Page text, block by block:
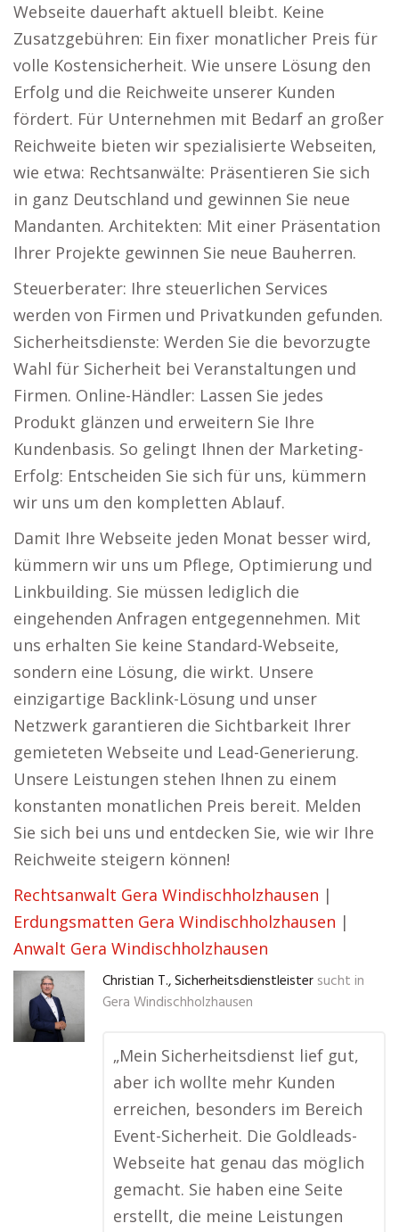
Webseite dauerhaft aktuell bleibt. Keine
Zusatzgebühren: Ein fixer monatlicher Preis für
volle Kostensicherheit. Wie unsere Lösung den
Erfolg und die Reichweite unserer Kunden
fördert. Für Unternehmen mit Bedarf an großer
Reichweite bieten wir spezialisierte Webseiten,
wie etwa: Rechtsanwälte: Präsentieren Sie sich
in ganz Deutschland und gewinnen Sie neue
Mandanten. Architekten: Mit einer Präsentation
Ihrer Projekte gewinnen Sie neue Bauherren.
Steuerberater: Ihre steuerlichen Services
werden von Firmen und Privatkunden gefunden.
Sicherheitsdienste: Werden Sie die bevorzugte
Wahl für Sicherheit bei Veranstaltungen und
Firmen. Online-Händler: Lassen Sie jedes
Produkt glänzen und erweitern Sie Ihre
Kundenbasis. So gelingt Ihnen der Marketing-
Erfolg: Entscheiden Sie sich für uns, kümmern
wir uns um den kompletten Ablauf.
Damit Ihre Webseite jeden Monat besser wird,
kümmern wir uns um Pflege, Optimierung und
Linkbuilding. Sie müssen lediglich die
eingehenden Anfragen entgegennehmen. Mit
uns erhalten Sie keine Standard-Webseite,
sondern eine Lösung, die wirkt. Unsere
einzigartige Backlink-Lösung und unser
Netzwerk garantieren die Sichtbarkeit Ihrer
gemieteten Webseite und Lead-Generierung.
Unsere Leistungen stehen Ihnen zu einem
konstanten monatlichen Preis bereit. Melden
Sie sich bei uns und entdecken Sie, wie wir Ihre
Reichweite steigern können!
Rechtsanwalt Gera Windischholzhausen |
Erdungsmatten Gera Windischholzhausen |
Anwalt Gera Windischholzhausen
Christian T., Sicherheitsdienstleister sucht in
Gera Windischholzhausen
„Mein Sicherheitsdienst lief gut,
aber ich wollte mehr Kunden
erreichen, besonders im Bereich
Event-Sicherheit. Die Goldleads-
Webseite hat genau das möglich
gemacht. Sie haben eine Seite
erstellt, die meine Leistungen